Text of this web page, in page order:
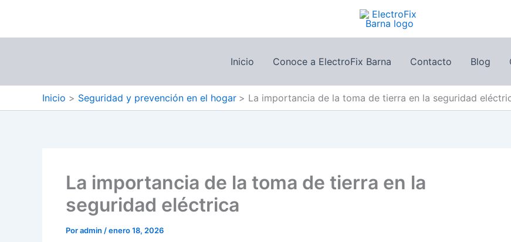
contenido
Inicio Conoce a ElectroFix Barna Contacto Blog
Inicio Seguridad y prevención en el hogar La importancia de la toma de tierra en la seguridad
La importancia de la toma de tierra en la
seguridad eléctrica
Poradmin /enero 18, 2026